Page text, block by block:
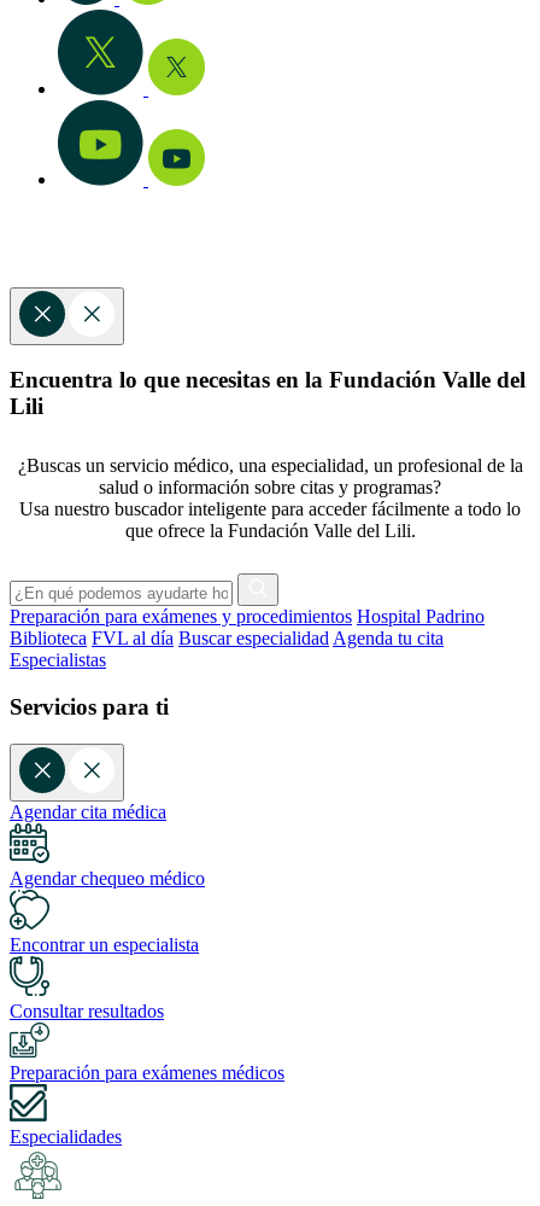
Encuentra lo que necesitas en la Fundación Valle del
Lili
¿Buscas un servicio médico, una especialidad, un profesional de la
salud o información sobre citas y programas?
Usa nuestro buscador inteligente para acceder fácilmente a todo lo
que ofrece la Fundación Valle del Lili.
Preparación para exámenes y procedimientos Hospital Padrino
Biblioteca FVL al día Buscar especialidad Agenda tu cita
Especialistas
Servicios para ti
Agendar cita médica
Agendar chequeo médico
Encontrar un especialista
Consultar resultados
Preparación para exámenes médicos
Especialidades